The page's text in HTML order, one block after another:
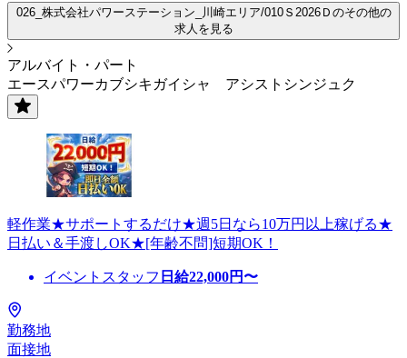
026_株式会社パワーステーション_川崎エリア/010Ｓ2026Ｄのその他の
求人を見る
アルバイト・パート
エースパワーカブシキガイシャ アシストシンジュク
軽作業★サポートするだけ★週5日なら10万円以上稼げる★
日払い＆手渡しOK★[年齢不問]短期OK！
イベントスタッフ 日給22,000円〜
勤務地
面接地